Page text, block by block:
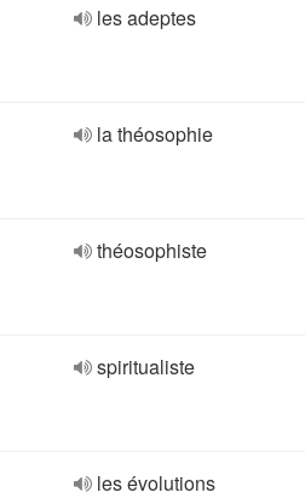
les adeptes
la théosophie
théosophiste
spiritualiste
les évolutions